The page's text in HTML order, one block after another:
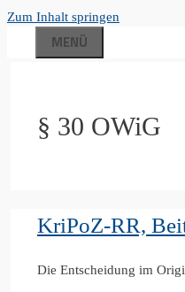
Zum Inhalt springen
MENÜ
§ 30 OWiG
KriPoZ-RR,
Die Entscheidung im